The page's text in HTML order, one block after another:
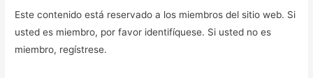
Este contenido está reservado a los miembros del sitio web. Si
usted es miembro, por favor identifíquese. Si usted no es
miembro, regístrese.